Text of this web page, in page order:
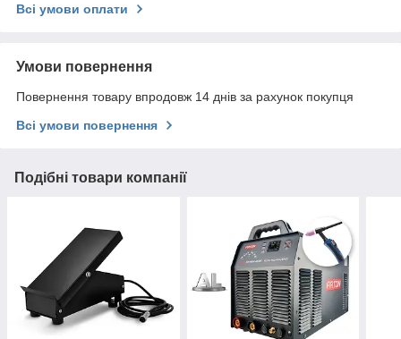
Всі умови оплати
Умови повернення
Повернення товару впродовж 14 днів за рахунок покупця
Всі умови повернення
Подібні товари компанії